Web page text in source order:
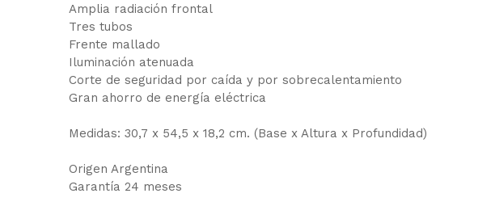
Amplia radiación frontal
Tres tubos
Frente mallado
Iluminación atenuada
Corte de seguridad por caída y por sobrecalentamiento
Gran ahorro de energía eléctrica
Medidas: 30,7 x 54,5 x 18,2 cm. (Base x Altura x Profundidad)
Origen Argentina
Garantía 24 meses